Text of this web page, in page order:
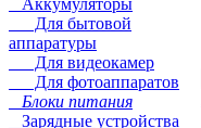
Аккумуляторы
Для бытовой
аппаратуры
Для видеокамер
Для фотоаппаратов
Блоки питания
Зарядные устройства